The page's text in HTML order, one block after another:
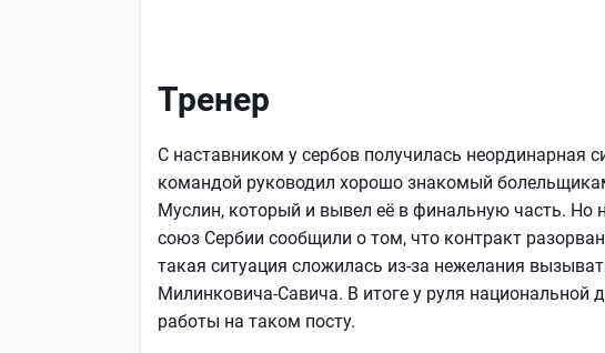
Тренер
С наставником у сербов получилась неординарная
командой руководил хорошо знакомый
Муслин, который и вывел её в финальную часть. Но
союз Сербии сообщили о том, что контракт
такая ситуация сложилась из-за нежелания
Милинковича-Савича. В итоге у руля
работы на таком посту.